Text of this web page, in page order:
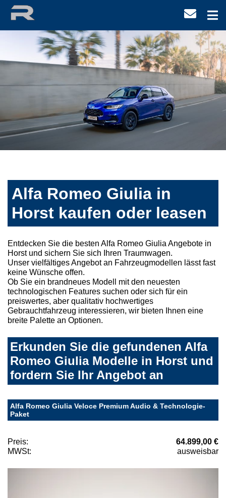
Alfa Romeo Giulia in
Horst kaufen oder leasen
Entdecken Sie die besten Alfa Romeo Giulia Angebote in
Horst und sichern Sie sich Ihren Traumwagen.
Unser vielfältiges Angebot an Fahrzeugmodellen lässt fast
keine Wünsche offen.
Ob Sie ein brandneues Modell mit den neuesten
technologischen Features suchen oder sich für ein
preiswertes, aber qualitativ hochwertiges
Gebrauchtfahrzeug interessieren, wir bieten Ihnen eine
breite Palette an Optionen.
Erkunden Sie die gefundenen Alfa
Romeo Giulia Modelle in Horst und
fordern Sie Ihr Angebot an
Alfa Romeo Giulia Veloce Premium Audio & Technologie-
Paket
Preis:
64.899,00 €
MWSt:
ausweisbar